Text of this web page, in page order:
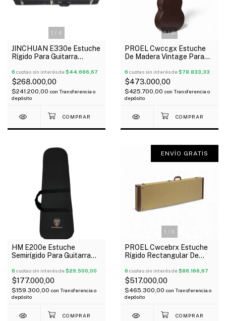
1 / 4
JINCHUAN E330e Estuche
Rígido Para Guitarra
Similcuero
6 cuotas sin interés de$44.666,67
$268.000,00
$241.200,00 con Transferencia o
depósito
1/6
PROEL Cwccgx Estuche
De Madera Vintage Para
6 cuotas sin interés de$78.833,33
$473.000,00
$425.700,00 con Transferencia o
depósito
HM E200e Estuche
Semirígido Para Guitarra
6 cuotas sin interés de$29.500,00
$177.000,00
$159.300,00 con Transferencia o
depósito
1 / 6
ENVÍO GRATIS
PROEL Cwcebrx Estuche
Rígido Rectangular De
6 cuotas sin interés de$86.166,67
$517.000,00
$465.300,00 con Transferencia o
depósito